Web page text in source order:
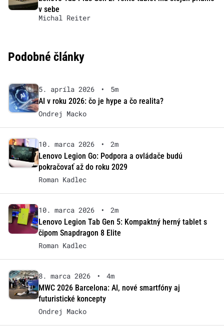
v sebe
Michal Reiter
Podobné články
5. apríla 2026 •
5m
AI v roku 2026: čo je hype a čo realita?
Ondrej Macko
10. marca 2026 •
2m
Lenovo Legion Go: Podpora a ovládače budú
pokračovať až do roku 2029
Roman Kadlec
10. marca 2026 •
2m
Lenovo Legion Tab Gen 5: Kompaktný herný tablet s
čipom Snapdragon 8 Elite
Roman Kadlec
8. marca 2026 •
4m
MWC 2026 Barcelona: AI, nové smartfóny aj
futuristické koncepty
Ondrej Macko